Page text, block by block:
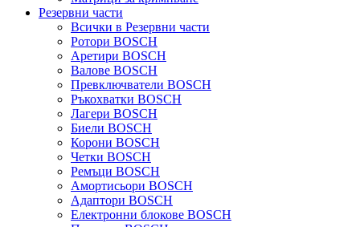
Резервни части
Всички в Резервни части
Ротори BOSCH
Аретири BOSCH
Валове BOSCH
Превключватели BOSCH
Ръкохватки BOSCH
Лагери BOSCH
Биели BOSCH
Корони BOSCH
Четки BOSCH
Ремъци BOSCH
Амортисьори BOSCH
Адаптори BOSCH
Електронни блокове BOSCH